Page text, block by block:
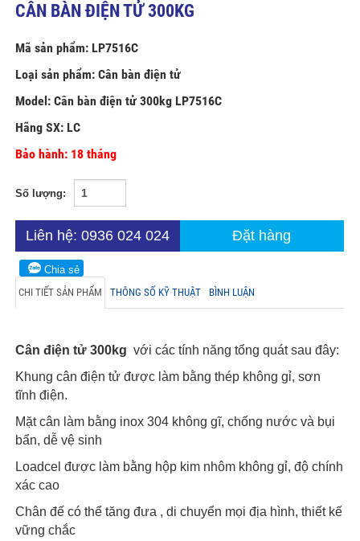
CÂN BÀN ĐIỆN TỬ 300KG
Mã sản phẩm: LP7516C
Loại sản phẩm: Cân bàn điện tử
Model: Cân bàn điện tử 300kg LP7516C
Hãng SX: LC
Bảo hành: 18 tháng
Số lượng:
Liên hệ: 0936 024 024 Đặt hàng
Chia sẻ
CHI TIẾT SẢN PHẨM
THÔNG SỐ KỸ THUẬT BÌNH LUẬN
Cân điện tử 300kg với các tính năng tổng quát sau đây:
Khung cân điện tử được làm bằng thép không gỉ, sơn
tĩnh điện.
Mặt cân làm bằng inox 304 không gĩ, chống nước và bụi
bẩn, dễ vệ sinh
Loadcel được làm bằng hộp kim nhôm không gỉ, độ chính
xác cao
Chân đế có thể tăng đưa , di chuyển mọi địa hình, thiết kế
vững chắc